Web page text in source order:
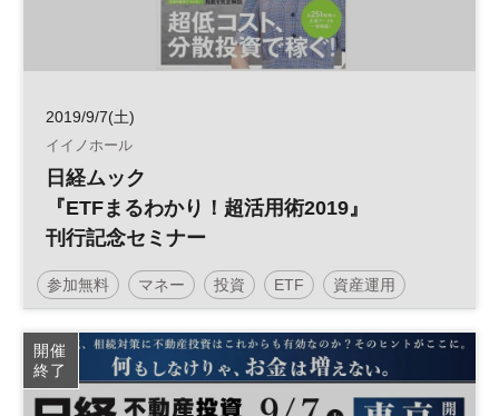
2019/9/7(土)
イイノホール
日経ムック
『ETFまるわかり！超活用術2019』
刊行記念セミナー
参加無料 マネー 投資 ETF 資産運用
土日祝開催
開催
終了